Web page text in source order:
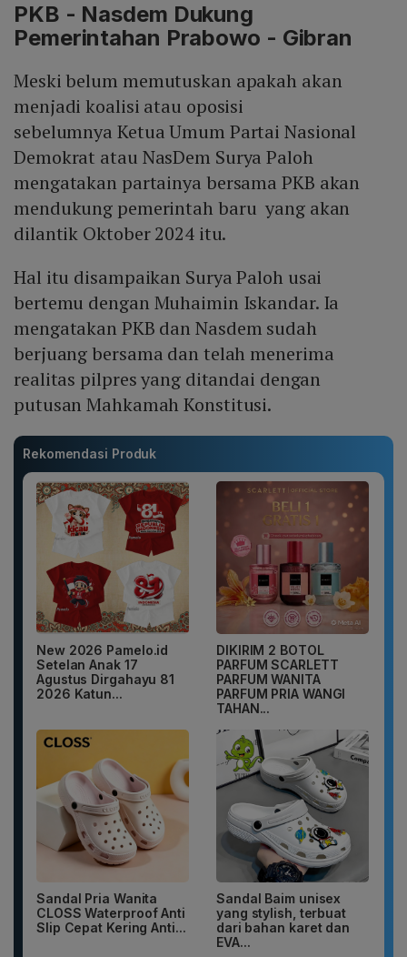
PKB - Nasdem Dukung
Pemerintahan Prabowo - Gibran
Meski belum memutuskan apakah akan
menjadi koalisi atau oposisi
sebelumnya Ketua Umum Partai Nasional
Demokrat atau NasDem Surya Paloh
mengatakan partainya bersama PKB akan
mendukung pemerintah baru yang akan
dilantik Oktober 2024 itu.
Hal itu disampaikan Surya Paloh usai
bertemu dengan Muhaimin Iskandar. Ia
mengatakan PKB dan Nasdem sudah
berjuang bersama dan telah menerima
realitas pilpres yang ditandai dengan
putusan Mahkamah Konstitusi.
Rekomendasi Produk
New 2026 Pamelo.id
Setelan Anak 17
Agustus Dirgahayu 81
2026 Katun...
DIKIRIM 2 BOTOL
PARFUM SCARLETT
PARFUM WANITA
PARFUM PRIA WANGI
TAHAN...
Sandal Pria Wanita
CLOSS Waterproof Anti
Slip Cepat Kering Anti...
Sandal Baim unisex
yang stylish, terbuat
dari bahan karet dan
EVA...